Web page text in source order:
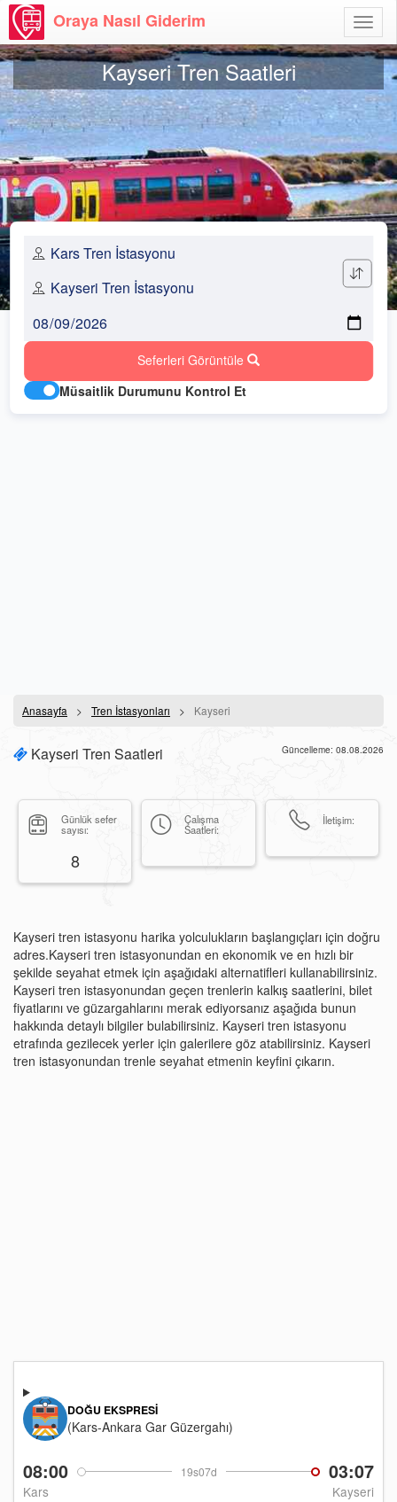
Aç
Oraya Nasıl Giderim
Kayseri Tren Saatleri
Seferleri Görüntüle
Müsaitlik Durumunu Kontrol Et
Anasayfa Tren İstasyonları Kayseri
Kayseri Tren Saatleri Güncelleme: 08.08.2026
Günlük sefer
sayısı:
8
Çalışma
Saatleri:
İletişim:
Kayseri tren istasyonu harika yolculukların başlangıçları için doğru
adres.Kayseri tren istasyonundan en ekonomik ve en hızlı bir
şekilde seyahat etmek için aşağıdaki alternatifleri kullanabilirsiniz.
Kayseri tren istasyonundan geçen trenlerin kalkış saatlerini, bilet
fiyatlarını ve güzargahlarını merak ediyorsanız aşağıda bunun
hakkında detaylı bilgiler bulabilirsiniz. Kayseri tren istasyonu
etrafında gezilecek yerler için galerilere göz atabilirsiniz. Kayseri
tren istasyonundan trenle seyahat etmenin keyfini çıkarın.
08:00 19s07d 03:07
Kars Kayseri
DOĞU EKSPRESI
(Kars-Ankara Gar Güzergahı)